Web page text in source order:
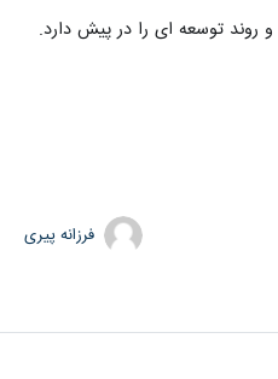
فرزانه پیری